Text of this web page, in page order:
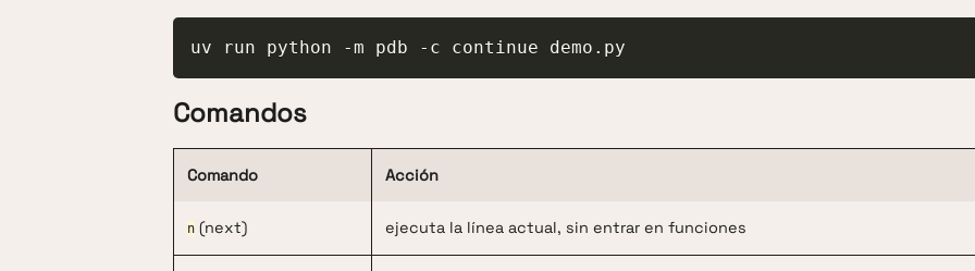
uv run python -m pdb -c continue demo.py
Comandos
Comando Acción
n (next) ejecuta la línea actual, sin entrar en funciones